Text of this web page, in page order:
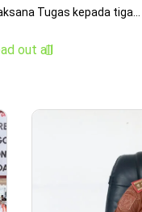
Tugas kepada tiga...
out all